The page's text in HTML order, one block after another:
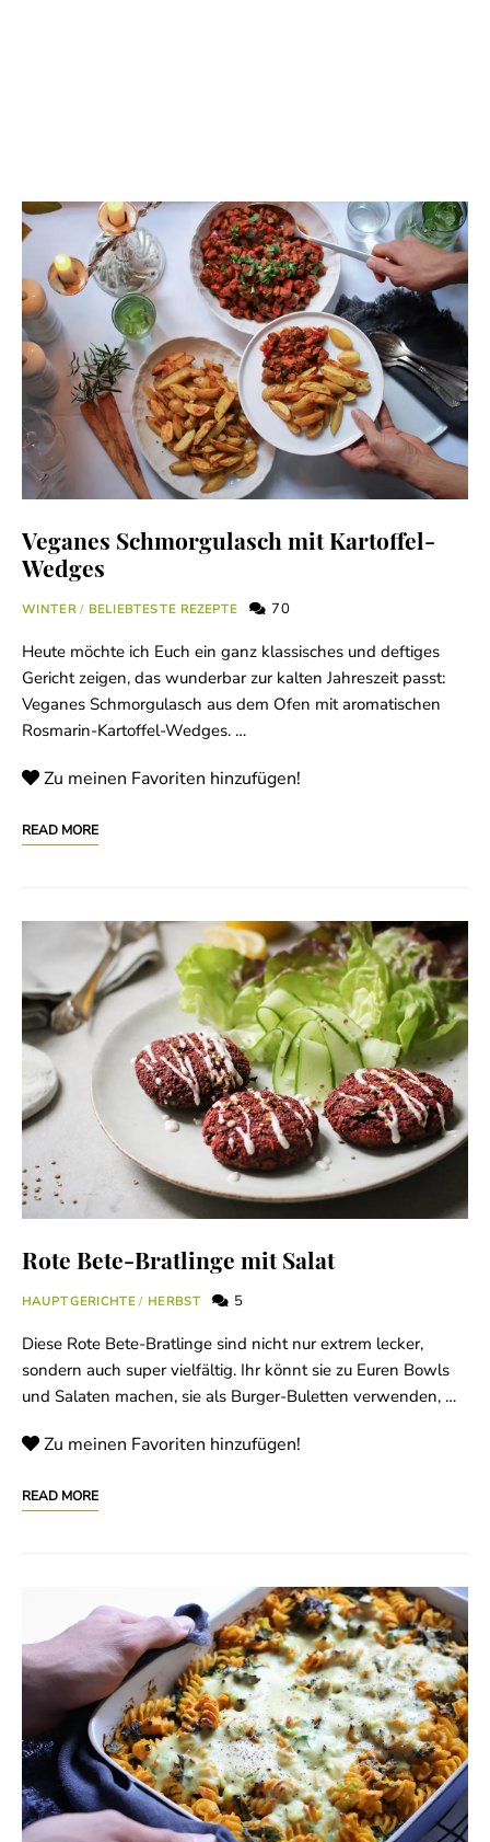
Veganes Schmorgulasch mit Kartoffel-
Wedges
WINTER/ BELIEBTESTE REZEPTE 70
Heute möchte ich Euch ein ganz klassisches und deftiges
Gericht zeigen, das wunderbar zur kalten Jahreszeit passt:
Veganes Schmorgulasch aus dem Ofen mit aromatischen
Rosmarin-Kartoffel-Wedges. …
Zu meinen Favoriten hinzufügen!
READ MORE
Rote Bete-Bratlinge mit Salat
HAUPTGERICHTE / HERBST 5
Diese Rote Bete-Bratlinge sind nicht nur extrem lecker,
sondern auch super vielfältig. Ihr könnt sie zu Euren Bowls
und Salaten machen, sie als Burger-Buletten verwenden, …
Zu meinen Favoriten hinzufügen!
READ MORE